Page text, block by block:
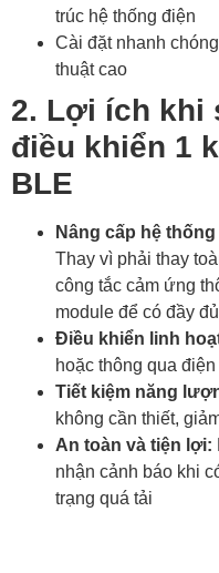
trúc hệ thống điện
Cài đặt nhanh
thuật cao
2. Lợi ích khi
điều khiển 1
BLE
Nâng cấp hệ
Thay vì phải thay
công tắc cảm ứng
module để có đầy
Điều khiển linh
hoặc thông qua
Tiết kiệm năng
không cần thiết,
An toàn và tiện lợi:
nhận cảnh báo khi
trạng quá tải